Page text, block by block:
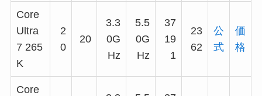
Core
Ultra
7 265
K
2
0
20
3.3
0G
Hz
5.5
0G
Hz
37
19
1
23
62
公
式
価
格
Core